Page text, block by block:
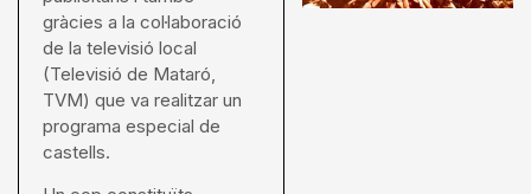
gràcies a la col·laboració
de la televisió local
(Televisió de Mataró,
TVM) que va realitzar un
programa especial de
castells.